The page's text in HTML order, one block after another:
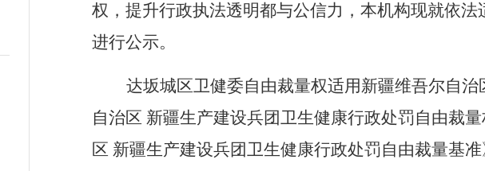
权，提升行政执法透明都与公信力，本机构现就依
进行公示。
达坂城区卫健委自由裁量权适用新疆维吾尔自
自治区 新疆生产建设兵团卫生健康行政处罚自由裁
区 新疆生产建设兵团卫生健康行政处罚自由裁量基准